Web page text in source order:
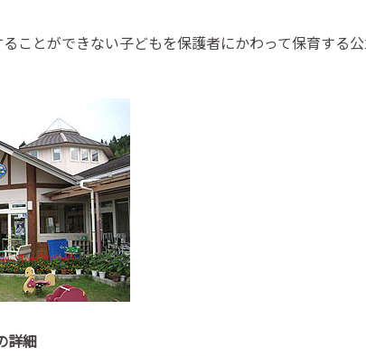
ことができない子どもを保護者にかわって保育する
詳細